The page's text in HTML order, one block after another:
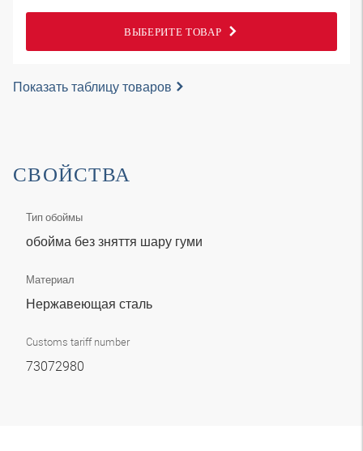
ВЫБЕРИТЕ ТОВАР
Показать таблицу товаров
СВОЙСТВА
Тип обоймы
обойма без зняття шару гуми
Материал
Нержавеющая сталь
Customs tariff number
73072980